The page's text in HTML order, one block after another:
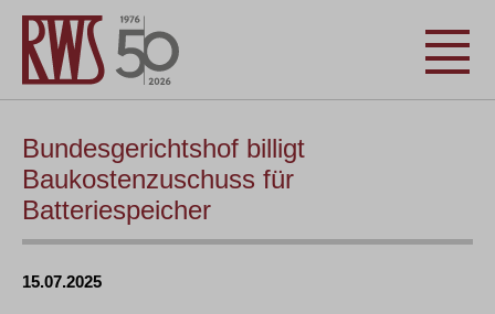
Bundesgerichtshof billigt
Baukostenzuschuss für
Batteriespeicher
15.07.2025